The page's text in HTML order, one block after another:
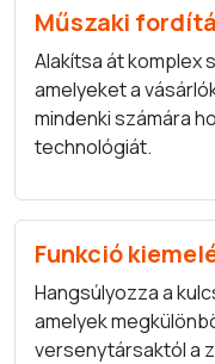
Műszaki
Alakítsa át komplex
amelyeket a
mindenki számára
technológiát.
Funkció
Hangsúlyozza a
amelyek
versenytársaktól a